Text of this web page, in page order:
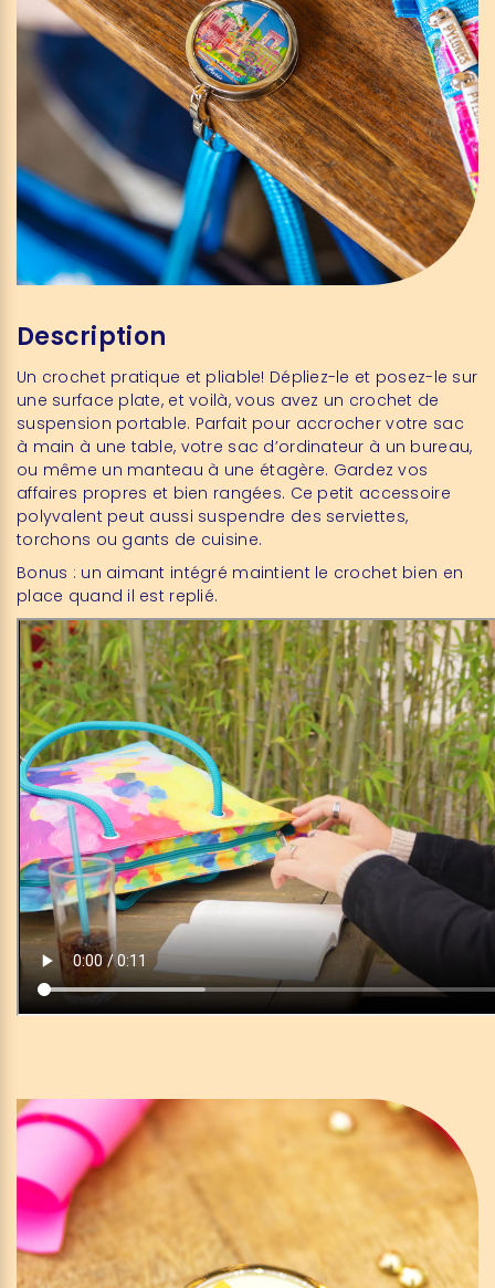
Description
Un crochet pratique et pliable! Dépliez-le et posez-le sur
une surface plate, et voilà, vous avez un crochet de
suspension portable. Parfait pour accrocher votre sac
à main à une table, votre sac d’ordinateur à un bureau,
ou même un manteau à une étagère. Gardez vos
affaires propres et bien rangées. Ce petit accessoire
polyvalent peut aussi suspendre des serviettes,
torchons ou gants de cuisine.
Bonus : un aimant intégré maintient le crochet bien en
place quand il est replié.